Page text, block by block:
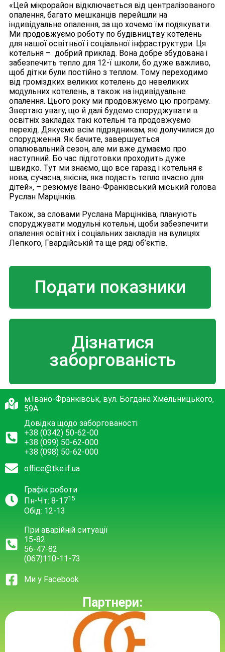
«Цей мікрорайон відключається від централізованого
опалення, багато мешканців перейшли на
індивідуальне опалення, за що хочемо їм подякувати.
Ми продовжуємо роботу по будівництву котелень
для нашої освітньої і соціальної інфраструктури. Ця
котельня – добрий приклад. Вона добре збудована і
забезпечить тепло для 12-ї школи, бо дуже важливо,
щоб дітки були постійно з теплом. Тому переходимо
від громіздких великих котелень до невеликих
модульних котелень, а також на індивідуальне
опалення. Цього року ми продовжуємо цю програму.
Звертаю увагу, що й далі будемо споруджувати в
освітніх закладах такі котельні та продовжуємо
перехід. Дякуємо всім підрядникам, які долучилися до
спорудження. Як бачите, завершується
опалювальний сезон, але ми вже думаємо про
наступний. Бо час підготовки проходить дуже
швидко. Тут ми знаємо, що все гаразд і котельня є
нова, сучасна, якісна, яка подасть тепло вчасно для
дітей», – резюмує Івано-Франківський міський голова
Руслан Марцінків.
Також, за словами Руслана Марцінківа, планують
споруджувати модульні котельні, щоби забезпечити
опалення освітніх і соціальних закладів на вулицях
Лепкого, Гвардійській та ще ряді об’єктів.
Подати показники
Дізнатися
заборгованість
м.Івано-Франківськ, вул. Богдана Хмельницького,
59А
Довідка щодо заборгованості
+38 (0342) 50-62-00
+38 (099) 50-62-000
+38 (098) 50-62-000
office@tke.if.ua
Графік роботи
Пн-Чт: 8-1715
Обід: 12-13
При аварійній ситуації
15-82
56-47-82
(067)110-11-73
Ми у Facebook
Партнери: